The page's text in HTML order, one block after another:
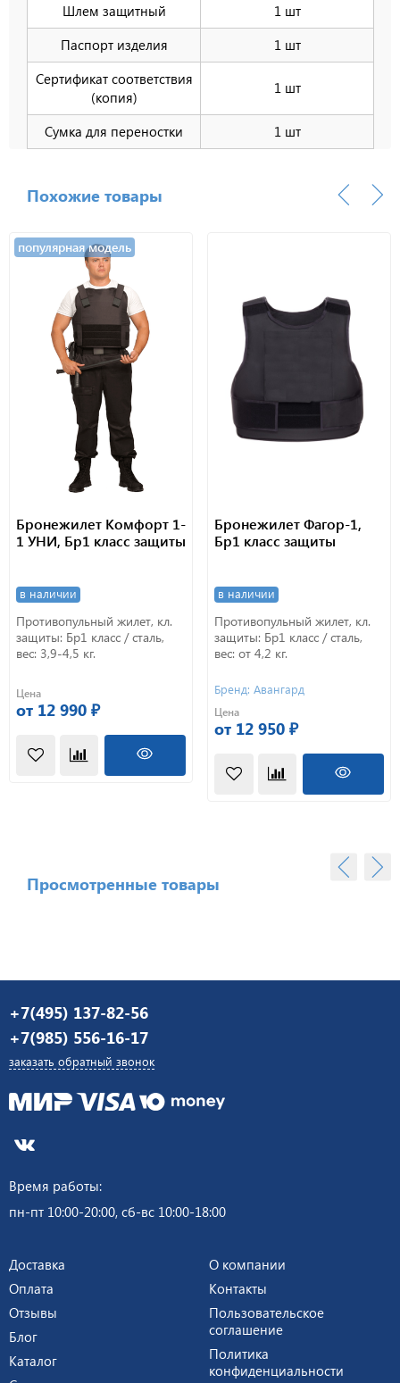
Шлем защитный
1 шт
Паспорт изделия
1 шт
Сертификат соответствия
(копия)
1 шт
Сумка для переностки 1 шт
Похожие товары
популярная модель
Бронежилет Комфорт 1-
1 УНИ, Бр1 класс защиты
в наличии
Противопульный жилет, кл.
защиты: Бр1 класс / сталь,
вес: 3,9-4,5 кг.
Цена
от 12 990 ₽
Бронежилет Фагор-1,
Бр1 класс защиты
в наличии
Противопульный жилет, кл.
защиты: Бр1 класс / сталь,
вес: от 4,2 кг.
Бренд: Авангард
Цена
от 12 950 ₽
Просмотренные товары
+7(495) 137-82-56
+7(985) 556-16-17
заказать обратный звонок
Время работы:
пн-пт 10:00-20:00, сб-вс 10:00-18:00
Доставка
Оплата
Отзывы
Блог
Каталог
О компании
Контакты
Пользовательское
соглашение
Политика
конфиденциальности